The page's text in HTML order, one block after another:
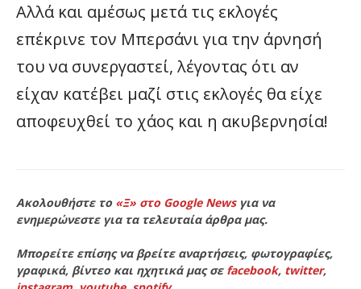
Αλλά και αμέσως μετά τις εκλογές
επέκρινε τον Μπερσάνι για την άρνησή
του να συνεργαστεί, λέγοντας ότι αν
είχαν κατέβει μαζί στις εκλογές θα είχε
αποφευχθεί το χάος και η ακυβερνησία!
Ακολουθήστε το «Ξ» στο Google Newsγια να
ενημερώνεστε για τα τελευταία άρθρα μας.
Μπορείτε επίσης να βρείτε αναρτήσεις, φωτογραφίες,
γραφικά, βίντεο και ηχητικά μας σε facebook, twitter,